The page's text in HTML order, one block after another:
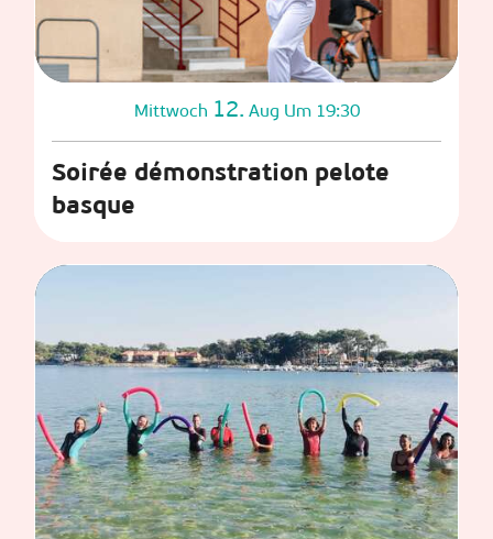
Mittwoch 12. Aug Um 19:30
Soirée démonstration pelote
basque